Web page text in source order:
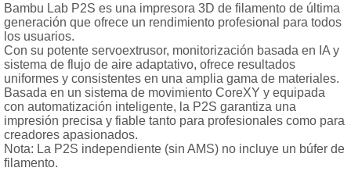
Bambu Lab P2S es una impresora 3D de filamento de última
generación que ofrece un rendimiento profesional para todos
los usuarios.
Con su potente servoextrusor, monitorización basada en IA y
sistema de flujo de aire adaptativo, ofrece resultados
uniformes y consistentes en una amplia gama de materiales.
Basada en un sistema de movimiento CoreXY y equipada
con automatización inteligente, la P2S garantiza una
impresión precisa y fiable tanto para profesionales como para
creadores apasionados.
Nota: La P2S independiente (sin AMS) no incluye un búfer de
filamento.